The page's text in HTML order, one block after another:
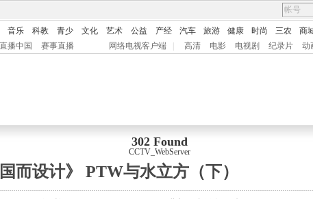
音乐 科教 青少 文化 艺术 公益 产经 汽车 旅游 健康 时尚 三农
商
直播中国 赛事直播 网络电视客户端 高清 电影 电视剧 纪录片 动
302 Found
CCTV_WebServer
国而设计》 PTW与水立方（下）